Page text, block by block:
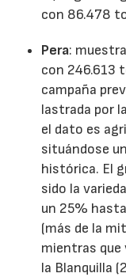
con 86.478
Pera:
con 246.613
campaña
lastrada por
el dato es
situándose
histórica. El
sido la
un 25%
(más de la
mientras que
la Blanquilla